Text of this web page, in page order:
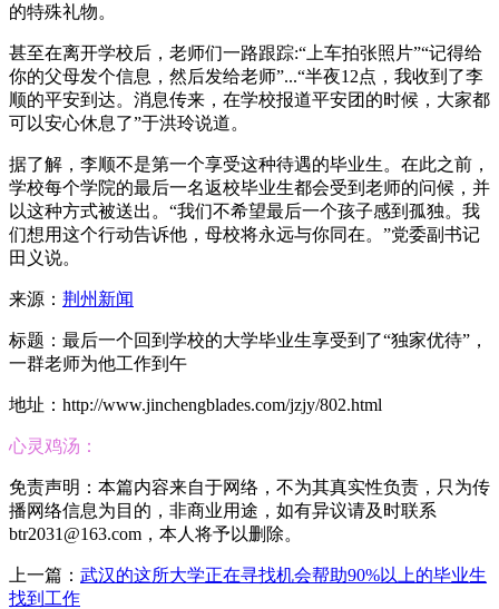
的特殊礼物。
甚至在离开学校后，老师们一路跟踪:“上车拍张照片”“记得给
你的父母发个信息，然后发给老师”...“半夜12点，我收到了李
顺的平安到达。消息传来，在学校报道平安团的时候，大家都
可以安心休息了”于洪玲说道。
据了解，李顺不是第一个享受这种待遇的毕业生。在此之前，
学校每个学院的最后一名返校毕业生都会受到老师的问候，并
以这种方式被送出。“我们不希望最后一个孩子感到孤独。我
们想用这个行动告诉他，母校将永远与你同在。”党委副书记
田义说。
来源： 荆州新闻
标题：最后一个回到学校的大学毕业生享受到了“独家优待”，
一群老师为他工作到午
地址：http://www.jinchengblades.com/jzjy/802.html
心灵鸡汤：
免责声明：本篇内容来自于网络，不为其真实性负责，只为传
播网络信息为目的，非商业用途，如有异议请及时联系
btr2031@163.com，本人将予以删除。
上一篇： 武汉的这所大学正在寻找机会帮助90%以上的毕业生
找到工作